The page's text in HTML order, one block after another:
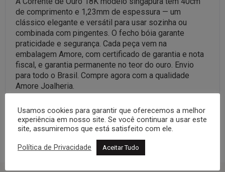
de comprimento e 1,23mm de espessura — um
clássico elegante e versátil para usar sozinha ou
combinada com pingentes. O fecho bóia garante
praticidade e segurança. Cada peça vem na
embalagem Amore, com certificado de garantia e nota
fiscal, e garantia permanente no teor do ouro. Envio
para todo o Brasil. Compre agora com a qualidade
Amore Joalheria.
Usamos cookies para garantir que oferecemos a melhor
experiência em nosso site. Se você continuar a usar este
site, assumiremos que está satisfeito com ele.
Política de Privacidade Aceitar Tudo